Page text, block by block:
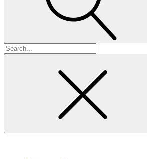
Hľadať: